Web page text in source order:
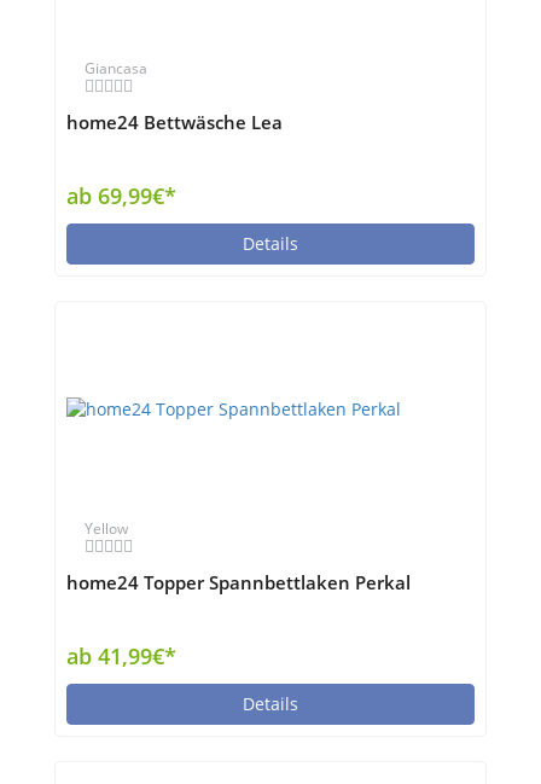
Giancasa
home24 Bettwäsche Lea
ab 69,99€*
Details
Yellow
home24 Topper Spannbettlaken Perkal
ab 41,99€*
Details